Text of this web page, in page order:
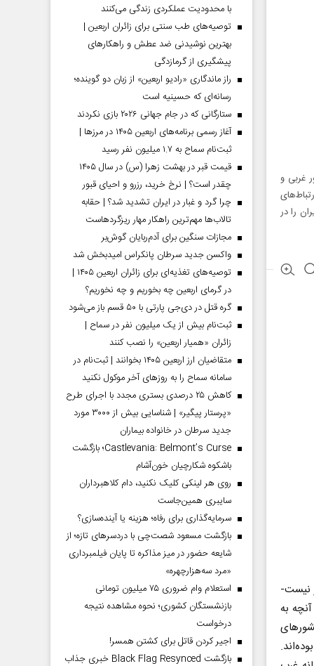
غربی و
را در
نیست-
به
با محدودیت عملکردی زندگی می‌کنند
توصیه‌های طب سنتی برای زائران اربعین |
بهترین نوشیدنی ضد عطش و راهکارهای
پیشگیری از گرمازدگی
راز ماندگاری «رادیو اربعین» از زبان دو گوینده؛
رسانه‌ای که حسینیه است
ستارگانی که در جام جهانی ۲۰۲۶ بازی نکردند
آغاز رسمی برنامه‌های اربعین ۱۴۰۵ در مرز‌ها |
ثبت‌نام سماح به ۱.۷ میلیون نفر رسید
قیمت قبر در بهشت زهرا (س) در سال ۱۴۰۵
چقدر است؟ | نرخ خرید، رزرو و احیای قبور
چرا گرد و غبار در ایران تشدید شد؟ | حقابه
تالاب‌ها مهم‌ترین راهکار مهار ریزگردهاست
مجازات سنگین برای آدم‌ربایان گوش‌بر
واکسن جدید سرطان پانکراس امیدبخش شد
توصیه‌های تغذیه‌ای برای زائران اربعین ۱۴۰۵ |
در گرمای اربعین چه بخوریم و چه نخوریم؟
گره قتل در دی‌جی پارتی با ۵۰ قسم باز می‌شود
ثبت‌نام بیش از یک میلیون نفر در سماح |
زائران «همیار اربعین» را نصب کنند
متقاضیان ارز اربعین ۱۴۰۵ بخوانند | ثبت‌نام در
سامانه سماح را به روز‌های آخر موکول نکنید
کاهش ۲۵ درصدی بستری مجدد با اجرای طرح
«پرستار پیگیر» | شناسایی بیش از ۳۰۰۰ مورد
جدید سرطان در خانواده بیماران
Castlevania: Belmont’s Curse؛ بازگشت
باشکوه شکارچیان خون‌آشام
روی هر لینکی کلیک نکنید، دام کلاهبرداران
سایبری همین‌جاست
سرمایه‌گذاری برای رفاه؛ هزینه یا آینده‌سازی؟
بازگشت مسعود شصت‌چی با دردسر‌های تازه؛ از
شایعه حضور در میز مذاکره تا پایان فیلمبرداری
«مرد سه‌هزارچهره»
استعلام وام ضروری ۷۵ میلیون تومانی
بازنشستگان کشوری؛ نحوه مشاهده نتیجه
درخواست
اجیر کردن قاتل برای کشتن همسر!
بازگشت Black Flag Resynced خبری جذاب